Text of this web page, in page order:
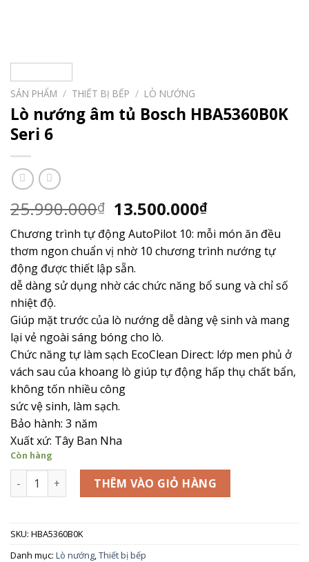
SẢN PHẨM / THIẾT BỊ BẾP / LÒ NƯỚNG
Lò nướng âm tủ Bosch HBA5360B0K
Seri 6
25.990.000₫ Giá
gốc
là:
25.990.000₫.
13.500.000₫Giá
hiện
tại
là:
13.500.000₫.
Chương trình tự động AutoPilot 10: mỗi món ăn đều
thơm ngon chuẩn vị nhờ 10 chương trình nướng tự
động được thiết lập sẵn.
dễ dàng sử dụng nhờ các chức năng bổ sung và chỉ số
nhiệt độ.
Giúp mặt trước của lò nướng dễ dàng vệ sinh và mang
lại vẻ ngoài sáng bóng cho lò.
Chức năng tự làm sạch EcoClean Direct: lớp men phủ ở
vách sau của khoang lò giúp tự động hấp thụ chất bẩn,
không tốn nhiều công
sức vệ sinh, làm sạch.
Bảo hành: 3 năm
Xuất xứ: Tây Ban Nha
Còn hàng
Lò nướng âm tủ Bosch HBA5360B0K Seri 6 số lượng
THÊM VÀO GIỎ HÀNG
SKU: HBA5360B0K
Danh mục: Lò nướng,Thiết bị bếp